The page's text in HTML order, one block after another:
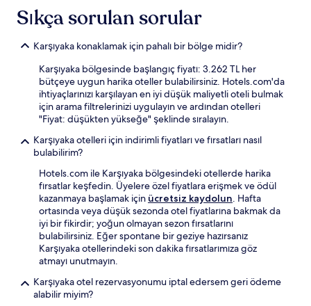
Sıkça sorulan sorular
Karşıyaka konaklamak için pahalı bir bölge midir?
Karşıyaka bölgesinde başlangıç fiyatı: 3.262 TL her
bütçeye uygun harika oteller bulabilirsiniz. Hotels.com'da
ihtiyaçlarınızı karşılayan en iyi düşük maliyetli oteli bulmak
için arama filtrelerinizi uygulayın ve ardından otelleri
"Fiyat: düşükten yükseğe" şeklinde sıralayın.
Karşıyaka otelleri için indirimli fiyatları ve fırsatları nasıl
bulabilirim?
Hotels.com ile Karşıyaka bölgesindeki otellerde harika
fırsatlar keşfedin. Üyelere özel fiyatlara erişmek ve ödül
kazanmaya başlamak için ücretsiz kaydolun. Hafta
ortasında veya düşük sezonda otel fiyatlarına bakmak da
iyi bir fikirdir; yoğun olmayan sezon fırsatlarını
bulabilirsiniz. Eğer spontane bir geziye hazırsanız
Karşıyaka otellerindeki son dakika fırsatlarımıza göz
atmayı unutmayın.
Karşıyaka otel rezervasyonumu iptal edersem geri ödeme
alabilir miyim?